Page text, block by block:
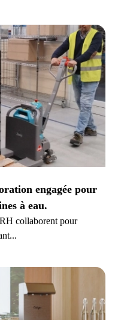
engagée pour
à eau.
collaborent pour